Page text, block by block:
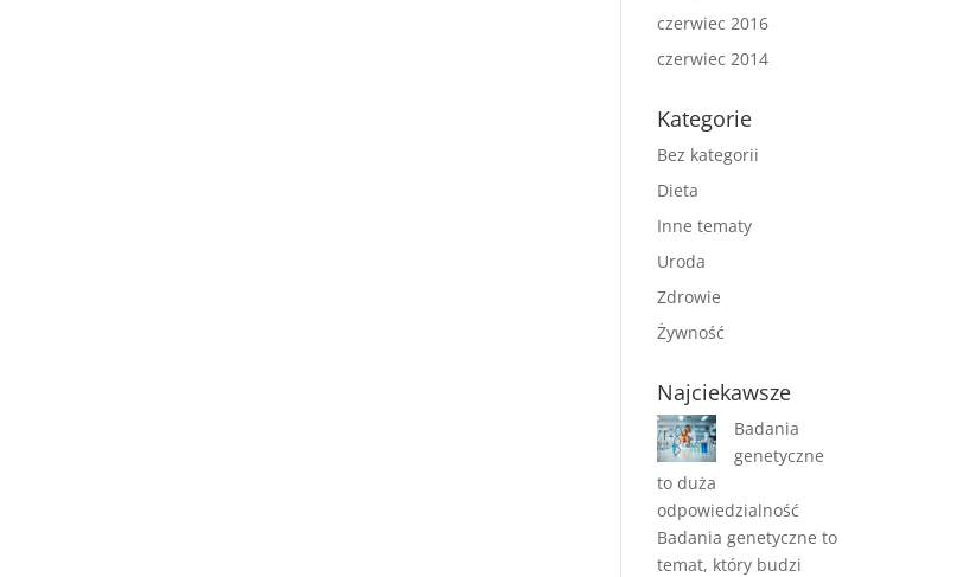
czerwiec 2016
czerwiec 2014
Kategorie
Bez kategorii
Dieta
Inne tematy
Uroda
Zdrowie
Żywność
Najciekawsze
Badania
genetyczne
to duża
odpowiedzialność
Badania genetyczne to
temat, który budzi